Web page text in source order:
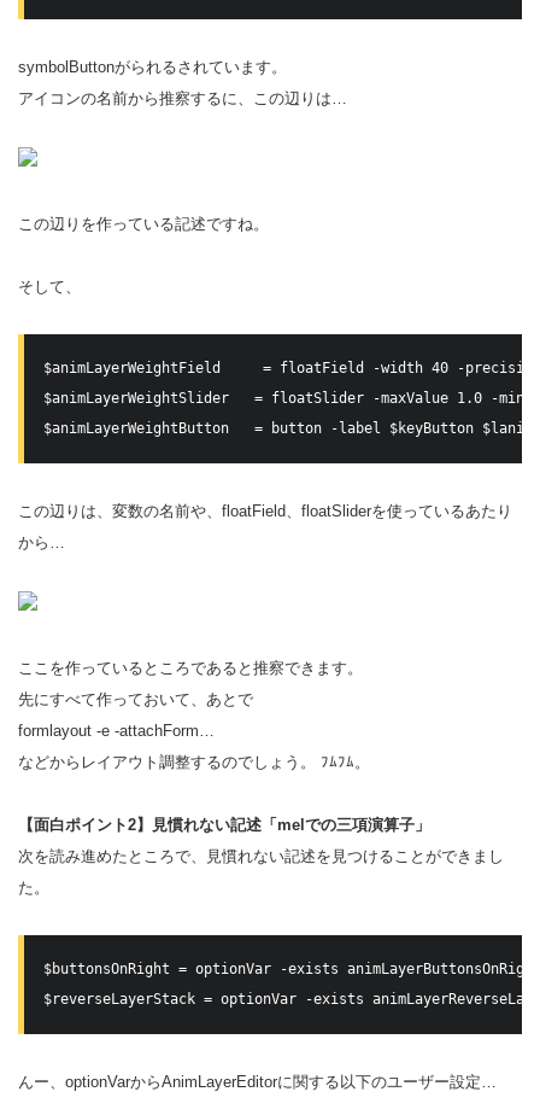
symbolButtonがられるされています。
アイコンの名前から推察するに、この辺りは…
この辺りを作っている記述ですね。
そして、
$animLayerWeightField     = floatField -width 40 -precision
$animLayerWeightSlider   = floatSlider -maxValue 1.0 -
$animLayerWeightButton   = button -label $keyButton
この辺りは、変数の名前や、floatField、floatSliderを使っているあたり
から…
ここを作っているところであると推察できます。
先にすべて作っておいて、あとで
formlayout -e -attachForm…
などからレイアウト調整するのでしょう。 ﾌﾑﾌﾑ。
【面白ポイント2】見慣れない記述「melでの三項演算子」
次を読み進めたところで、見慣れない記述を見つけることができまし
た。
$buttonsOnRight = optionVar -exists
$reverseLayerStack = optionVar -exists
んー、optionVarからAnimLayerEditorに関する以下のユーザー設定…